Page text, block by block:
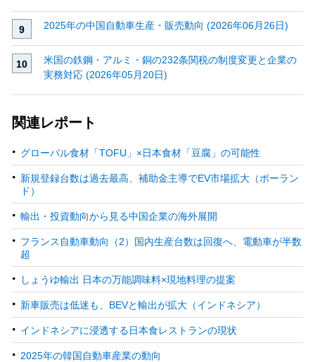
2025年の中国自動車生産・販売動向 (2026年06月26日)
米国の鉄鋼・アルミ・銅の232条関税の制度変更と企業の
実務対応 (2026年05月20日)
関連レポート
グローバル食材「TOFU」×日本食材「豆腐」の可能性
新規登録台数は過去最高、補助金主導でEV市場拡大（ポーラン
ド）
輸出・投資動向から見る中国企業の海外展開
フランス自動車動向（2）国内生産台数は回復へ、電動車が半数
超
しょうゆ輸出 日本の万能調味料×現地料理の提案
新車販売は低迷も、BEVと輸出が拡大（インドネシア）
インドネシアに浸透する日本食レストランの現状
2025年の韓国自動車産業の動向